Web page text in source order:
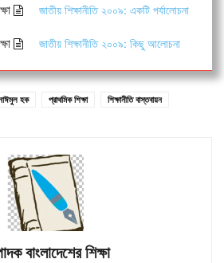
জাতীয় শিক্ষানীতি ২০০৯: একটি পর্যালোচনা
জাতীয় শিক্ষানীতি ২০০৯: কিছু আলোচনা
হক প্রাথমিক শিক্ষা শিক্ষানীতি বাস্তবায়ন
বাংলাদেশের শিক্ষা